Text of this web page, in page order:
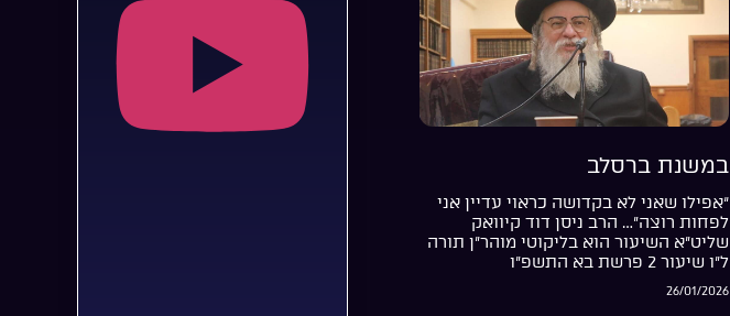
במשנת ברסלב
“אפילו שאני לא בקדושה כראוי עדיין אני
לפחות רוצה”… הרב ניסן דוד קיוואק
שליט”א השיעור הוא בליקוטי מוהר”ן תורה
ל”ו שיעור 2 פרשת בא התשפ”ו
26/01/2026